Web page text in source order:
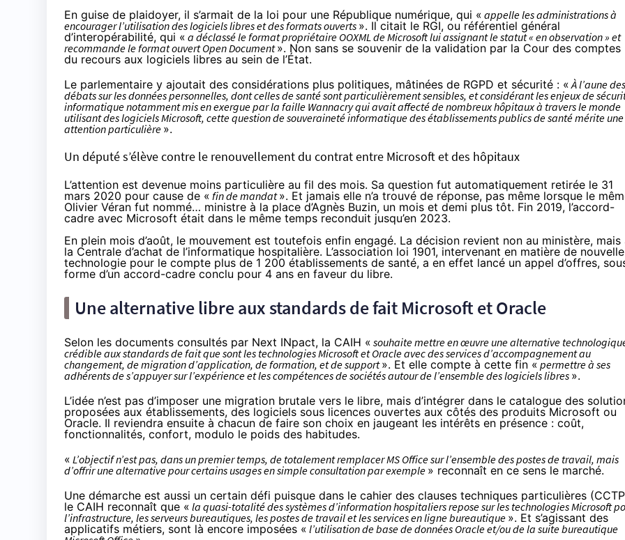
En guise de plaidoyer, il s’armait de la loi pour une République numérique, qui « appelle les administrations à
encourager l’utilisation des logiciels libres et des formats ouverts ». Il citait le RGI, ou référentiel général
d’interopérabilité, qui « a déclassé le format propriétaire OOXML de Microsoft lui assignant le statut « en observation » et
recommande le format ouvert Open Document». Non sans se souvenir de la validation par la Cour des comptes
du recours aux logiciels libres au sein de l’État.
Le parlementaire y ajoutait des considérations plus politiques, mâtinées de RGPD et sécurité : «À l’aune des
débats sur les données personnelles, dont celles de santé sont particulièrement sensibles, et considérant les enjeux de
informatique notamment mis en exergue par la faille Wannacry qui avait affecté de nombreux hôpitaux à travers le monde
utilisant des logiciels Microsoft, cette question de souveraineté informatique des établissements publics de santé mérite une
attention particulière ».
Un député s’élève contre le renouvellement du contrat entre Microsoft et des hôpitaux
L’attention est devenue moins particulière au fil des mois. Sa question fut automatiquement retirée le 31
mars 2020 pour cause de « fin de mandat». Et jamais elle n’a trouvé de réponse, pas même lorsque le
Olivier Véran fut nommé… ministre à la place d’Agnès Buzin, un mois et demi plus tôt. Fin 2019, l’accord-
cadre avec Microsoft était dans le même temps reconduit jusqu’en 2023.
En plein mois d’août, le mouvement est toutefois enfin engagé. La décision revient non au ministère, mais
la Centrale d’achat de l’informatique hospitalière. L’association loi 1901, intervenant en matière de nouvelle
technologie pour le compte plus de 1 200 établissements de santé, a en effet lancé un appel d’offres,
forme d’un accord-cadre conclu pour 4 ans en faveur du libre.
Une alternative libre aux standards de fait Microsoft et Oracle
Selon les documents consultés par Next INpact, la CAIH « souhaite mettre en œuvre une alternative
crédible aux standards de fait que sont les technologies Microsoft et Oracle avec des services d’accompagnement au
changement, de migration d’application, de formation, et de support». Et elle compte à cette fin « permettre à ses
adhérents de s’appuyer sur l’expérience et les compétences de sociétés autour de l’ensemble des logiciels libres ».
L’idée n’est pas d’imposer une migration brutale vers le libre, mais d’intégrer dans le catalogue des
proposées aux établissements, des logiciels sous licences ouvertes aux côtés des produits Microsoft ou
Oracle. Il reviendra ensuite à chacun de faire son choix en jaugeant les intérêts en présence : coût,
fonctionnalités, confort, modulo le poids des habitudes.
« L’objectif n’est pas, dans un premier temps, de totalement remplacer MS Office sur l’ensemble des postes de travail, mais
d’offrir une alternative pour certains usages en simple consultation par exemple » reconnaît en ce sens le marché.
Une démarche est aussi un certain défi puisque dans le cahier des clauses techniques particulières
le CAIH reconnaît que « la quasi-totalité des systèmes d’information hospitaliers repose sur les technologies Microsoft
l’infrastructure, les serveurs bureautiques, les postes de travail et les services en ligne bureautique ». Et s’agissant des
applicatifs métiers, sont là encore imposées « l’utilisation de base de données Oracle et/ou de la suite bureautique